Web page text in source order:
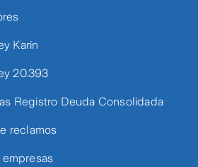
Karin
20.393
Registro Deuda Consolidada
reclamos
empresas